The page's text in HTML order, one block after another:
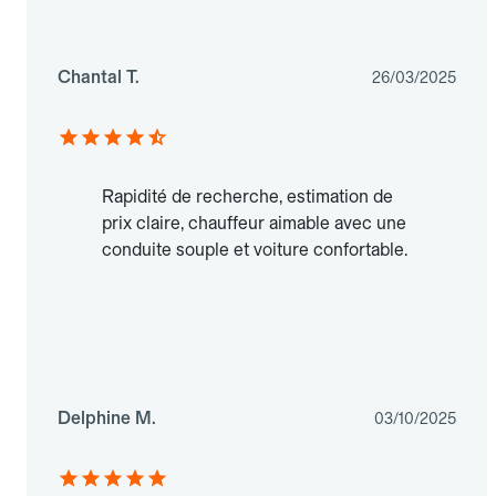
Chantal T. 26/03/2025
Rapidité de recherche, estimation de
prix claire, chauffeur aimable avec une
conduite souple et voiture confortable.
Delphine M. 03/10/2025